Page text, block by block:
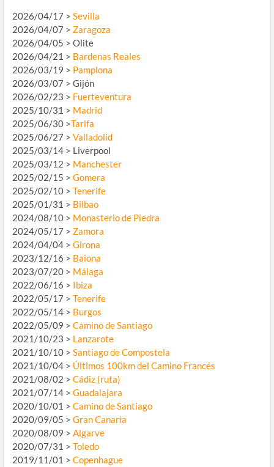
2026/04/17 > Sevilla
2026/04/07 > Zaragoza
2026/04/05 > Olite
2026/04/21 > Bardenas Reales
2026/03/19 > Pamplona
2026/03/07 > Gijón
2026/02/23 > Fuerteventura
2025/10/31 > Madrid
2025/06/30 >Tarifa
2025/06/27 > Valladolid
2025/03/14 > Liverpool
2025/03/12 > Manchester
2025/02/15 > Gomera
2025/02/10 > Tenerife
2025/01/31 > Bilbao
2024/08/10 > Monasterio de Piedra
2024/05/17 > Zamora
2024/04/04 > Girona
2023/12/16 > Baiona
2023/07/20 > Málaga
2022/06/16 > Ibiza
2022/05/17 > Tenerife
2022/05/14 > Burgos
2022/05/09 > Camino de Santiago
2021/10/23 > Lanzarote
2021/10/10 > Santiago de Compostela
2021/10/04 > Últimos 100km del Camino Francés
2021/08/02 > Cádiz (ruta)
2021/07/14 > Guadalajara
2020/10/01 > Camino de Santiago
2020/09/05 > Gran Canaria
2020/08/09 > Algarve
2020/07/31 > Toledo
2019/11/01 > Copenhague